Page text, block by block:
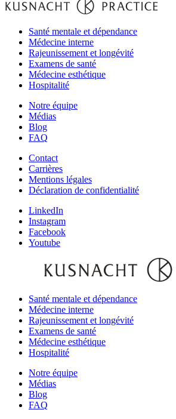
Santé mentale et dépendance
Médecine interne
Rajeunissement et longévité
Examens de santé
Médecine esthétique
Hospitalité
Notre équipe‌
Médias
Blog
FAQ
Contact
Carrières
Mentions légales
Déclaration de confidentialité
LinkedIn
Instagram
Facebook
Youtube
Santé mentale et dépendance
Médecine interne
Rajeunissement et longévité
Examens de santé
Médecine esthétique
Hospitalité
Notre équipe‌
Médias
Blog
FAQ